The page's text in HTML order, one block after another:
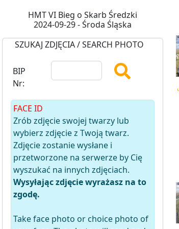
HMT VI Bieg o Skarb Średzki
2024-09-29 - Środa Śląska
SZUKAJ ZDJĘCIA / SEARCH PHOTO
BIP
Nr:
FACE ID
Zrób zdjęcie swojej twarzy lub
wybierz zdjęcie z Twoją twarz.
Zdjęcie zostanie wysłane i
przetworzone na serwerze by Cię
wyszukać na innych zdjęciach.
Wysyłając zdjęcie wyrażasz na to
zgodę.
Take face photo or choice photo of